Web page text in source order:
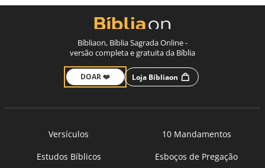
Bíbliaon, Bíblia Sagrada Online -
versão completa e gratuita da Bíblia
DOAR ❤️ Loja Bíbliaon
Versículos
10 Mandamentos
Estudos Bíblicos
Esboços de Pregação